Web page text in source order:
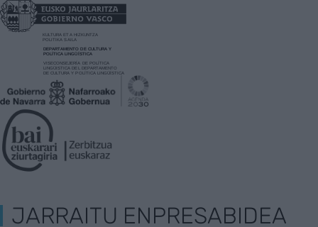
JARRAITU ENPRESABIDEA